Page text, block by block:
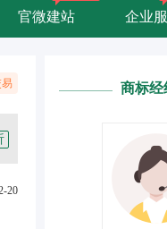
官微建站 企业
20
商标经